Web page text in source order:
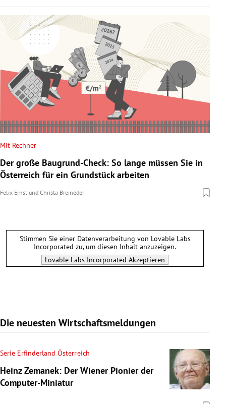
Mit Rechner
Der große Baugrund-Check: So lange müssen Sie in
Österreich für ein Grundstück arbeiten
Felix Ernst und Christa Breineder
Stimmen Sie einer Datenverarbeitung von Lovable Labs
Incorporated zu, um diesen Inhalt anzuzeigen.
Lovable Labs Incorporated Akzeptieren
Die neuesten Wirtschaftsmeldungen
Serie Erfinderland Österreich
Heinz Zemanek: Der Wiener Pionier der
Computer-Miniatur